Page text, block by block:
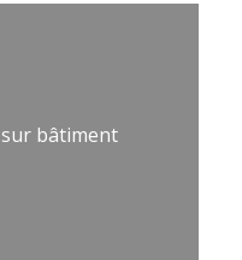
bâtiment